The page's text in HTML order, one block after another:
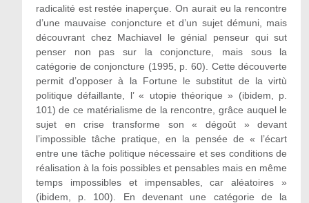
radicalité est restée inaperçue. On aurait eu la rencontre
d’une mauvaise conjoncture et d’un sujet démuni, mais
découvrant chez Machiavel le génial penseur qui sut
penser non pas sur la conjoncture, mais sous la
catégorie de conjoncture (1995, p. 60). Cette découverte
permit d’opposer à la Fortune le substitut de la virtù
politique défaillante, l’ « utopie théorique » (ibidem, p.
101) de ce matérialisme de la rencontre, grâce auquel le
sujet en crise transforme son « dégoût » devant
l’impossible tâche pratique, en la pensée de « l’écart
entre une tâche politique nécessaire et ses conditions de
réalisation à la fois possibles et pensables mais en même
temps impossibles et impensables, car aléatoires »
(ibidem, p. 100). En devenant une catégorie de la